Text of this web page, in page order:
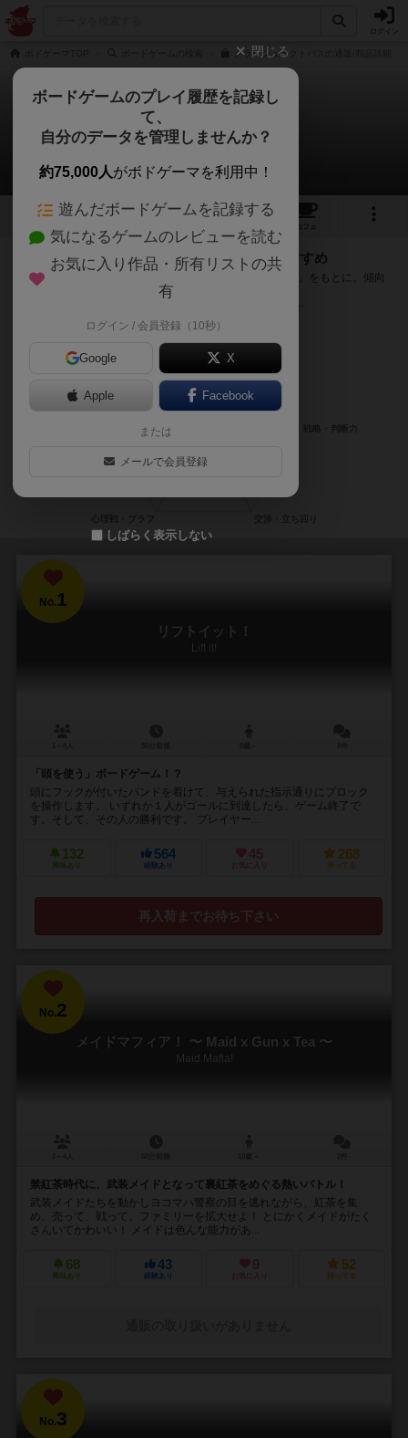
クラッシュオクトパスの通販/商品詳細
クラッシュオクトパス
次のおすすめボードゲーム
9 2 7
カフェ
『クラッシュオクトパス』が好きな方へのおすすめ
このゲームのトップページで投票された「プレイ感の評価」をもとに、傾向
が近いボードゲームをランキング形式で紹介します。
No.1
リフトイット！
Lift it!
「頭を使う」ボードゲーム！？
頭にフックが付いたバンドを着けて、与えられた指示通りにブロック
を操作します。 いずれか１人がゴールに到達したら、ゲーム終了で
す。そして、その人の勝利です。 プレイヤー...
132
興味あり
564
経験あり
45
お気に入り
268
持ってる
再入荷までお待ち下さい
No.2
メイドマフィア！ 〜 Maid x Gun x Tea 〜
Maid Mafia!
禁紅茶時代に、武装メイドとなって裏紅茶をめぐる熱いバトル！
武装メイドたちを動かしヨコマハ警察の目を逃れながら、紅茶を集
め、売って、戦って、ファミリーを拡大せよ！ とにかくメイドがたく
さんいてかわいい！ メイドは色んな能力があ...
68
興味あり
43
経験あり
9
お気に入り
52
持ってる
No.3
閉じる
ボードゲームのプレイ履歴を記録し
て、
自分のデータを管理しませんか？
約75,000人がボドゲーマを利用中！
遊んだボードゲームを記録する
気になるゲームのレビューを読む
お気に入り作品・所有リストの共
有
ログイン / 会員登録（10秒）
Google X
Apple Facebook
または
メールで会員登録
しばらく表示しない